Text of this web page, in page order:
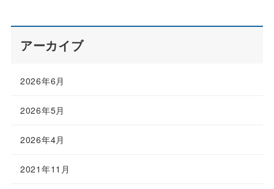
アーカイブ
2026年6月
2026年5月
2026年4月
2021年11月